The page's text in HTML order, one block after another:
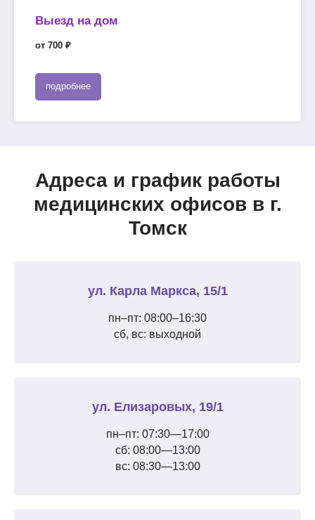
Выезд на дом
от 700 ₽
подробнее
Адреса и график работы
медицинских офисов в г.
Томск
ул. Карла Маркса, 15/1
пн–пт: 08:00–16:30
сб, вс: выходной
ул. Елизаровых, 19/1
пн–пт: 07:30—17:00
сб: 08:00—13:00
вс: 08:30—13:00